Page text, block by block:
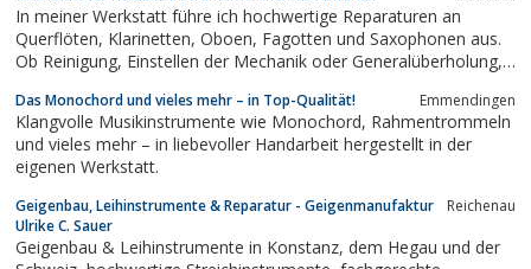
In meiner Werkstatt führe ich hochwertige Reparaturen an
Querflöten, Klarinetten, Oboen, Fagotten und Saxophonen aus.
Ob Reinigung, Einstellen der Mechanik oder Generalüberholung,
Das Monochord und vieles mehr – in Top-Qualität! Emmendingen
Klangvolle Musikinstrumente wie Monochord, Rahmentrommeln
und vieles mehr – in liebevoller Handarbeit hergestellt in der
eigenen Werkstatt.
Geigenbau, Leihinstrumente & Reparatur - Geigenmanufaktur
Ulrike C. Sauer
Reichenau
Geigenbau & Leihinstrumente in Konstanz, dem Hegau und der